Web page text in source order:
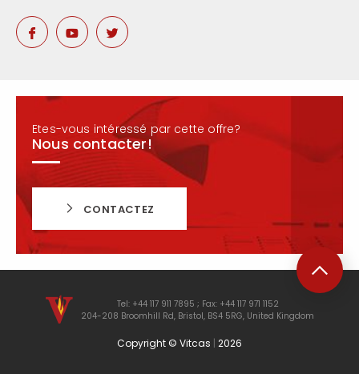
Etes-vous intéressé par cette offre?
Nous contacter!
CONTACTEZ
Tel: +44 117 911 7895 ; Fax: +44 117 971 1152
204-208 Broomhill Rd, Bristol, BS4 5RG, United Kingdom
Copyright © Vitcas | 2026